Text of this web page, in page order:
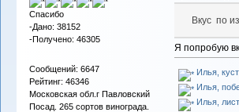
Спасибо
-Дано: 38152
-Получено: 46305
Сообщений: 6647
Рейтинг: 46346
Московская обл.г Павловский
Посад. 265 сортов винограда.
Вкус по
Я попробую
Илья,
Илья,
Илья,